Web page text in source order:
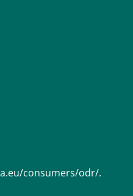
consumers/odr/.